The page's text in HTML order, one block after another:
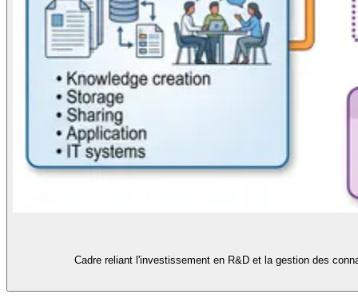
Cadre reliant l'investissement en R&D et la gestion des